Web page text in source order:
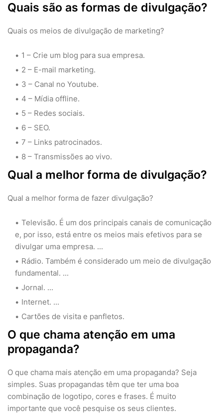
Quais são as formas de divulgação?
Quais os meios de divulgação de marketing?
1 – Crie um blog para sua empresa.
2 – E-mail marketing.
3 – Canal no Youtube.
4 – Mídia offline.
5 – Redes sociais.
6 – SEO.
7 – Links patrocinados.
8 – Transmissões ao vivo.
Qual a melhor forma de divulgação?
Qual a melhor forma de fazer divulgação?
Televisão. É um dos principais canais de comunicação
e, por isso, está entre os meios mais efetivos para se
divulgar uma empresa. ...
Rádio. Também é considerado um meio de divulgação
fundamental. ...
Jornal. ...
Internet. ...
Cartões de visita e panfletos.
O que chama atenção em uma
propaganda?
O que chama mais atenção em uma propaganda? Seja
simples. Suas propagandas têm que ter uma boa
combinação de logotipo, cores e frases. É muito
importante que você pesquise os seus clientes.